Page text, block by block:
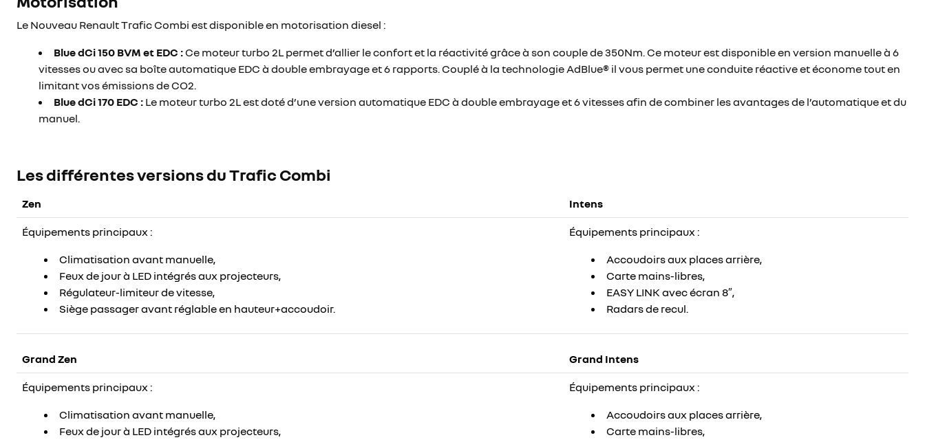
Le Nouveau Renault Trafic Combi est disponible en motorisation diesel :
Blue dCi 150 BVM et EDC :Ce moteur turbo 2L permet d’allier le confort et la réactivité grâce à son couple de 350Nm. Ce moteur est disponible en version manuelle à 6
vitesses ou avec sa boîte automatique EDC à double embrayage et 6 rapports. Couplé à la technologie AdBlue® il vous permet une conduite réactive et économe tout en
limitant vos émissions de CO2.
Blue dCi 170 EDC : Le moteur turbo 2L est doté d’une version automatique EDC à double embrayage et 6 vitesses afin de combiner les avantages de l’automatique et du
manuel.
Les différentes versions du Trafic Combi
Zen Intens
Équipements principaux :
Climatisation avant manuelle ,
Feux de jour à LED intégrés aux projecteurs ,
Régulateur-limiteur de vitesse ,
Siège passager avant réglable en hauteur+accoudoir.
Équipements principaux :
Accoudoirs aux places arrière ,
Carte mains-libres ,
EASY LINK avec écran 8″ ,
Radars de recul.
Grand Zen Grand Intens
Équipements principaux :
Climatisation avant manuelle ,
Feux de jour à LED intégrés aux projecteurs ,
Équipements principaux :
Accoudoirs aux places arrière ,
Carte mains-libres ,